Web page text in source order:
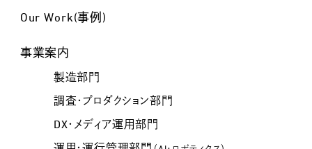
Our Work(事例)
事業案内
製造部門
調査・プロダクション部門
DX・メディア運用部門